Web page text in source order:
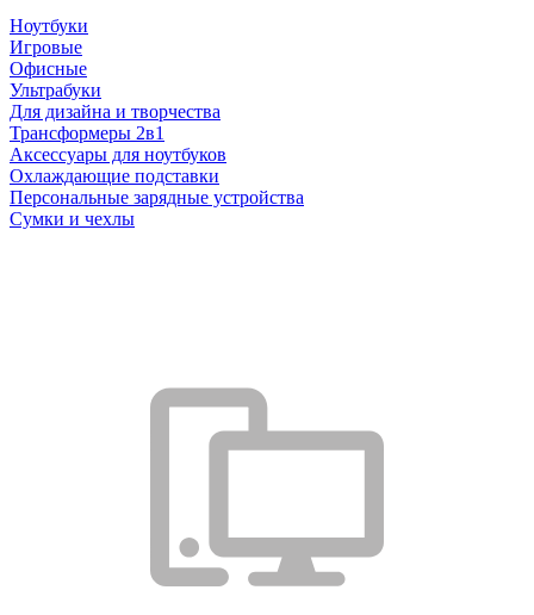
Ноутбуки
Игровые
Офисные
Ультрабуки
Для дизайна и творчества
Трансформеры 2в1
Аксессуары для ноутбуков
Охлаждающие подставки
Персональные зарядные устройства
Сумки и чехлы